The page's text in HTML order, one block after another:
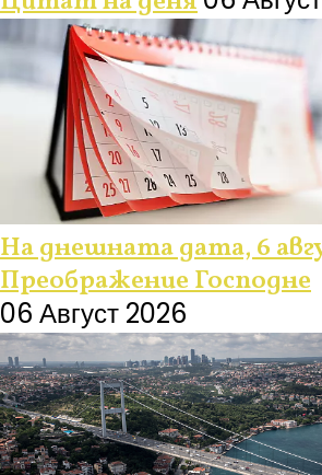
На днешната дата, 6
Преображение Господне
06 Август 2026